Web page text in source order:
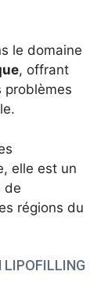
le domaine
, offrant
problèmes
elle est un
de
régions du
LIPOFILLING